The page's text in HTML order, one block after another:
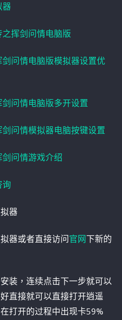
器
挥剑问情电脑版
问情电脑版模拟器设置优
问情电脑版多开设置
问情模拟器电脑按键设置
问情游戏介绍
询
器
器或者直接访问官网下新的
装，连续点击下一步就可以
直接就可以直接打开逍遥
打开的过程中出现卡59%